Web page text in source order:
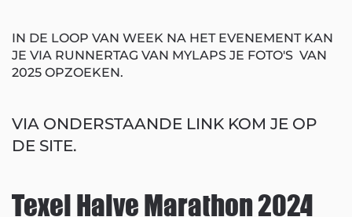
IN DE LOOP VAN WEEK NA HET EVENEMENT KAN
JE VIA RUNNERTAG VAN MYLAPS JE FOTO'S VAN
2025 OPZOEKEN.
VIA ONDERSTAANDE LINK KOM JE OP
DE SITE.
Texel Halve Marathon 2024